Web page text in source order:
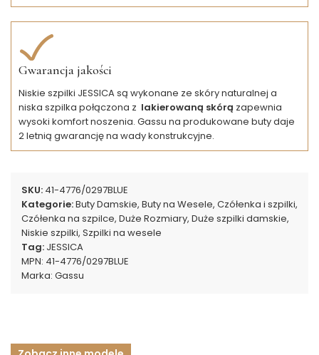
Gwarancja jakości
Niskie szpilki JESSICA są wykonane ze skóry naturalnej a
niska szpilka połączona z lakierowaną skórą zapewnia
wysoki komfort noszenia. Gassu na produkowane buty daje
2 letnią gwarancję na wady konstrukcyjne.
SKU: 41-4776/0297BLUE
Kategorie:Buty Damskie, Buty na Wesele, Czółenka i szpilki,
Czółenka na szpilce, Duże Rozmiary, Duże szpilki damskie,
Niskie szpilki, Szpilki na wesele
Tag: JESSICA
MPN: 41-4776/0297BLUE
Marka: Gassu